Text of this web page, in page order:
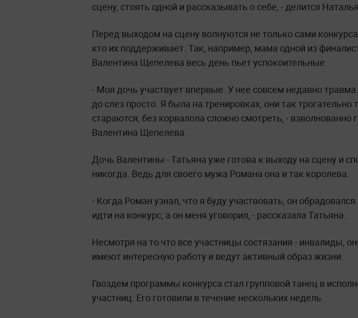
сцену, стоять одной и рассказывать о себе, - делится
Перед выходом на сцену волнуются не только сами
кто их поддерживает. Так, например, мама одной из
Валентина Щепелева весь день пьет успокоительные.
- Моя дочь участвует впервые. У нее совсем недавно
до слез просто. Я была на тренировках, они так трогательно
стараются, без корвалола сложно смотреть, - взволнованно
Валентина Щепелева.
Дочь Валентины - Татьяна уже готова к выходу на сцену и
никогда. Ведь для своего мужа Романа она и так королева.
- Когда Роман узнал, что я буду участвовать, он
идти на конкурс, а он меня уговорил, - рассказала Татьяна.
Несмотря на то что все участницы состязания - инвалиды,
имеют интересную работу и ведут активный образ жизни.
Гвоздем программы конкурса стал групповой танец в
участниц. Его готовили в течение нескольких недель.